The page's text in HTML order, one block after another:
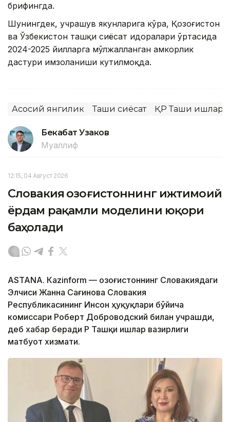
брифингда.
Шунингдек, учрашув якунларига кўра, Қозоғистон
ва Ўзбекистон ташқи сиёсат идоралари ўртасида
2024-2025 йилларга мўлжалланган ҳамкорлик
дастури имзоланиши кутилмоқда.
Асосий янгилик Ташқи сиёсат ҚР Ташқи ишлар
Бекабат Узаков
Муаллиф
12:15, 04 Август 2026
Словакия Қозоғистоннинг ижтимоий
ёрдам рақамли моделини юқори
баҳолади
ASTANА. Кazinform — Қозоғистоннинг Словакиядаги
Элчиси Жанна Сағинова Словакия
Республикасининг Инсон ҳуқуқлари бўйича
комиссари Роберт Доброводский билан учрашди,
деб хабар беради ҚР Ташқи ишлар вазирлиги
матбуот хизмати.